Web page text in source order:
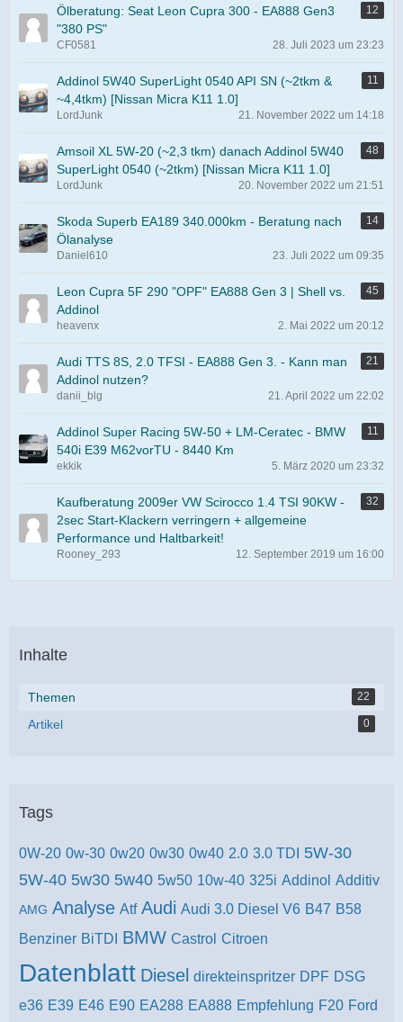
Ölberatung: Seat Leon Cupra 300 - EA888 Gen3
"380 PS"
12
CF0581 28. Juli 2023 um 23:23
Addinol 5W40 SuperLight 0540 API SN (~2tkm &
~4,4tkm) [Nissan Micra K11 1.0]
11
LordJunk 21. November 2022 um 14:18
Amsoil XL 5W-20 (~2,3 tkm) danach Addinol 5W40
SuperLight 0540 (~2tkm) [Nissan Micra K11 1.0]
48
LordJunk 20. November 2022 um 21:51
Skoda Superb EA189 340.000km - Beratung nach
Ölanalyse
14
Daniel610 23. Juli 2022 um 09:35
Leon Cupra 5F 290 "OPF" EA888 Gen 3 | Shell vs.
Addinol
45
heavenx 2. Mai 2022 um 20:12
Audi TTS 8S, 2.0 TFSI - EA888 Gen 3. - Kann man
Addinol nutzen?
21
danii_blg 21. April 2022 um 22:02
Addinol Super Racing 5W-50 + LM-Ceratec - BMW
540i E39 M62vorTU - 8440 Km
11
ekkik 5. März 2020 um 23:32
Kaufberatung 2009er VW Scirocco 1.4 TSI 90KW -
2sec Start-Klackern verringern + allgemeine
Performance und Haltbarkeit!
32
Rooney_293 12. September 2019 um 16:00
Inhalte
Themen 22
Artikel 0
Tags
0W-20 0w-30 0w20 0w30 0w40 2.0 3.0 TDI
5W-30
5W-40 5w30 5w40 5w50 10w-40 325i Addinol Additiv
AMG Analyse Atf Audi Audi 3.0 Diesel V6 B47 B58
Benziner BiTDI BMW Castrol Citroen
Datenblatt Diesel direkteinspritzer DPF DSG
e36 E39 E46 E90 EA288 EA888 Empfehlung F20 Ford